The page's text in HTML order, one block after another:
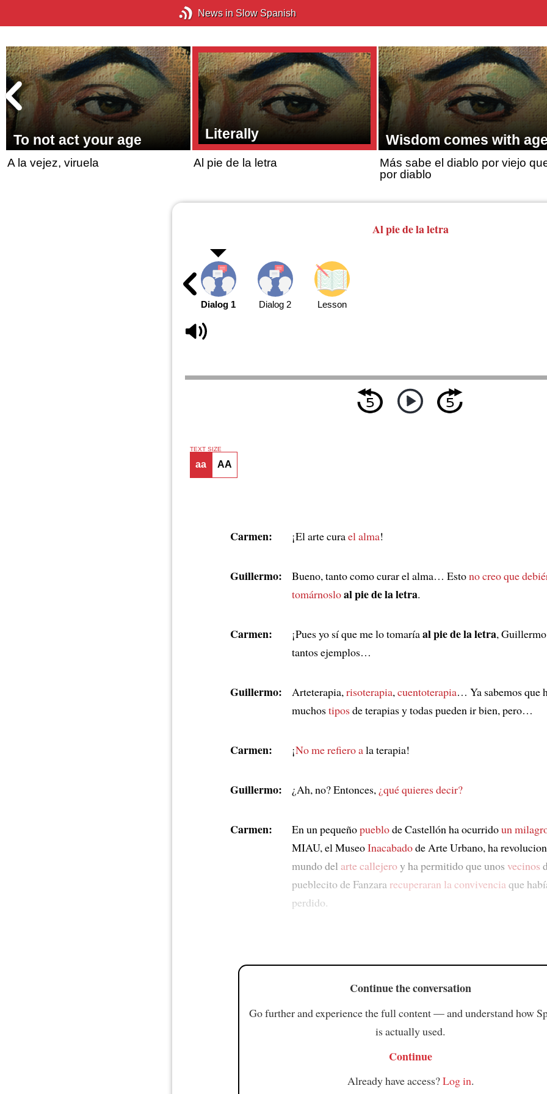
News in Slow Spanish
To not act your age
A la vejez, viruela
Literally
Al pie de la letra
Wisdom comes with age
Más sabe el diablo por viejo
por diablo
Al pie de la letra
Dialog 1 Dialog 2 Lesson
TEXT SIZE
aa AA
Carmen: ¡El arte curael alma!
Guillermo: Bueno, tanto como curar el alma… Estono creo que
tomárnosloal pie de la letra.
Carmen: ¡Pues yo sí que me lo tomaríaal pie de la letra,
tantos ejemplos…
Guillermo: Arteterapia, risoterapia, cuentoterapia… Ya sabemos que
muchostiposde terapias y todas pueden ir bien, pero…
Carmen: ¡No me refiero ala terapia!
Guillermo: ¿Ah, no? Entonces, ¿qué quieres decir?
Carmen: En un pequeñopueblode Castellón ha ocurridoun
MIAU, el MuseoInacabadode Arte Urbano, ha
mundo del arte callejeroy ha permitido que unos vecinos
pueblecito de Fanzara recuperaran la convivencia que
perdido.
Continue the conversation
Go further and experience the full content — and understand how
is actually used.
Continue
Already have access?Log in.